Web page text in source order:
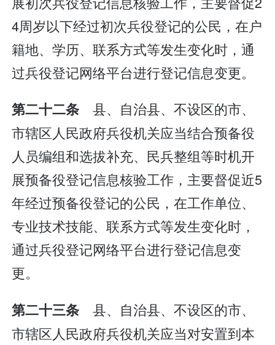
4周岁以下经过初次兵役登记的公民，在户
籍地、学历、联系方式等发生变化时，通
过兵役登记网络平台进行登记信息变更。
第二十二条 县、自治县、不设区的市、
市辖区人民政府兵役机关应当结合预备役
人员编组和选拔补充、民兵整组等时机开
展预备役登记信息核验工作，主要督促近5
年经过预备役登记的公民，在工作单位、
专业技术技能、联系方式等发生变化时，
通过兵役登记网络平台进行登记信息变
更。
第二十三条 县、自治县、不设区的市、
市辖区人民政府兵役机关应当对安置到本